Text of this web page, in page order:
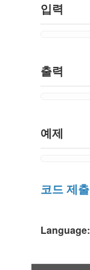
입력
출력
예제
코드 제출
Language: